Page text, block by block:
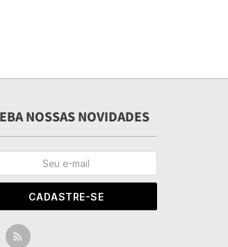
NOSSAS NOVIDADES
CADASTRE-SE